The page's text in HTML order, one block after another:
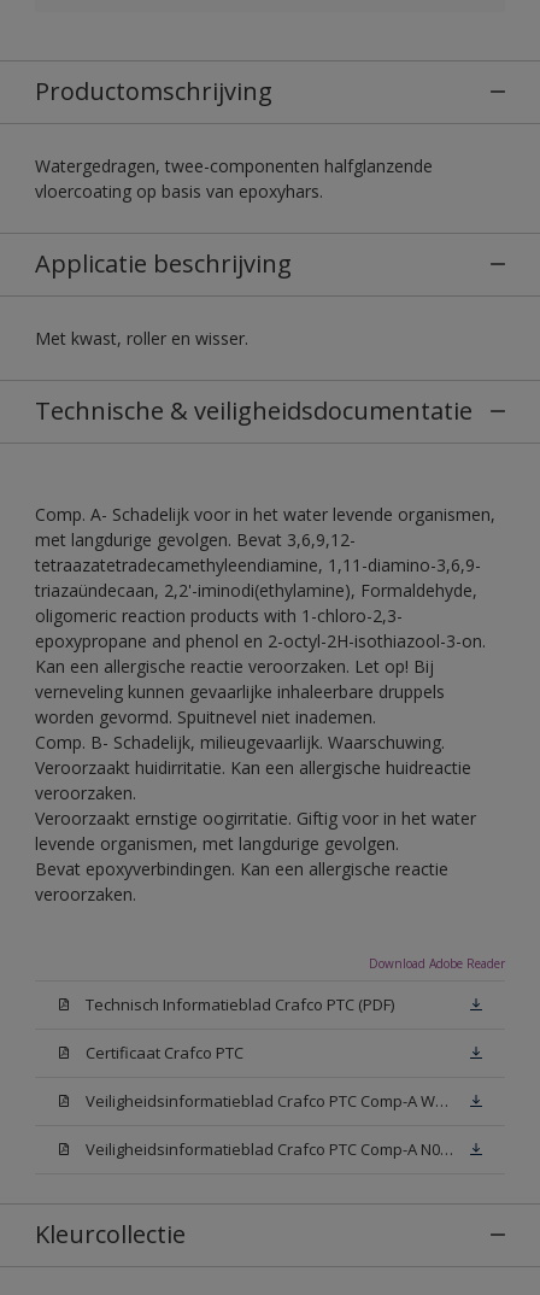
Productomschrijving
Watergedragen, twee-componenten halfglanzende
vloercoating op basis van epoxyhars.
Applicatie beschrijving
Met kwast, roller en wisser.
Technische & veiligheidsdocumentatie
Comp. A- Schadelijk voor in het water levende organismen,
met langdurige gevolgen. Bevat 3,6,9,12-
tetraazatetradecamethyleendiamine, 1,11-diamino-3,6,9-
triazaündecaan, 2,2'-iminodi(ethylamine), Formaldehyde,
oligomeric reaction products with 1-chloro-2,3-
epoxypropane and phenol en 2-octyl-2H-isothiazool-3-on.
Kan een allergische reactie veroorzaken. Let op! Bij
verneveling kunnen gevaarlijke inhaleerbare druppels
worden gevormd. Spuitnevel niet inademen.
Comp. B- Schadelijk, milieugevaarlijk. Waarschuwing.
Veroorzaakt huidirritatie. Kan een allergische huidreactie
veroorzaken.
Veroorzaakt ernstige oogirritatie. Giftig voor in het water
levende organismen, met langdurige gevolgen.
Bevat epoxyverbindingen. Kan een allergische reactie
veroorzaken.
Download Adobe Reader
Technisch Informatieblad Crafco PTC (PDF)
Certificaat Crafco PTC
Veiligheidsinformatieblad Crafco PTC Comp-A W05 (MSDS)
Veiligheidsinformatieblad Crafco PTC Comp-A N00 (MSDS)
Kleurcollectie